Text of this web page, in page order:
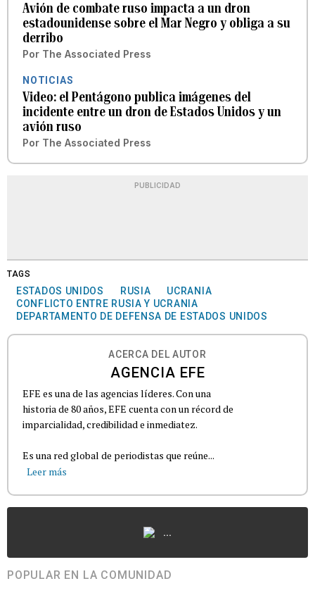
Avión de combate ruso impacta a un dron
estadounidense sobre el Mar Negro y obliga a su
derribo
Por The Associated Press
NOTICIAS
Video: el Pentágono publica imágenes del
incidente entre un dron de Estados Unidos y un
avión ruso
Por The Associated Press
PUBLICIDAD
TAGS
ESTADOS UNIDOS RUSIA
UCRANIA
CONFLICTO ENTRE RUSIA Y UCRANIA
DEPARTAMENTO DE DEFENSA DE ESTADOS UNIDOS
ACERCA DEL AUTOR
AGENCIA EFE
EFE es una de las agencias líderes. Con una
historia de 80 años, EFE cuenta con un récord de
imparcialidad, credibilidad e inmediatez.
Es una red global de periodistas que reúne...
Leer más
...
POPULAR EN LA COMUNIDAD